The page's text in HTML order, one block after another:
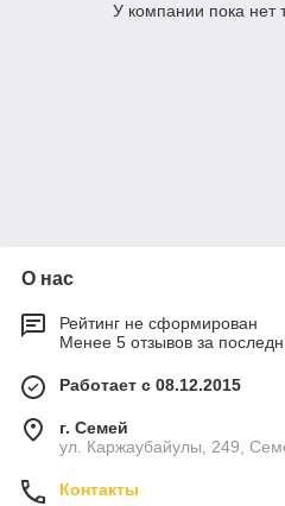
У компании пока нет
О нас
Рейтинг не сформирован
Менее 5 отзывов за
Работает с 08.12.2015
г. Семей
ул. Каржаубайулы, 249,
Контакты